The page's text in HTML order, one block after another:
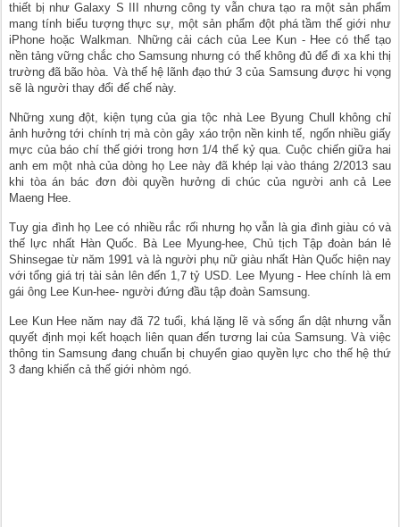
thiết bị như Galaxy S III nhưng công ty vẫn chưa tạo ra một sản phẩm
mang tính biểu tượng thực sự, một sản phẩm đột phá tầm thế giới như
iPhone hoặc Walkman. Những cải cách của Lee Kun - Hee có thể tạo
nền tảng vững chắc cho Samsung nhưng có thể không đủ để đi xa khi thị
trường đã bão hòa. Và thế hệ lãnh đạo thứ 3 của Samsung được hi vọng
sẽ là người thay đổi đế chế này.
Những xung đột, kiện tụng của gia tộc nhà Lee Byung Chull không chỉ
ảnh hưởng tới chính trị mà còn gây xáo trộn nền kinh tế, ngốn nhiều giấy
mực của báo chí thế giới trong hơn 1/4 thế kỷ qua. Cuộc chiến giữa hai
anh em một nhà của dòng họ Lee này đã khép lại vào tháng 2/2013 sau
khi tòa án bác đơn đòi quyền hưởng di chúc của người anh cả Lee
Maeng Hee.
Tuy gia đình họ Lee có nhiều rắc rối nhưng họ vẫn là gia đình giàu có và
thế lực nhất Hàn Quốc. Bà Lee Myung-hee, Chủ tịch Tập đoàn bán lẻ
Shinsegae từ năm 1991 và là người phụ nữ giàu nhất Hàn Quốc hiện nay
với tổng giá trị tài sản lên đến 1,7 tỷ USD. Lee Myung - Hee chính là em
gái ông Lee Kun-hee- người đứng đầu tập đoàn Samsung.
Lee Kun Hee năm nay đã 72 tuổi, khá lặng lẽ và sống ẩn dật nhưng vẫn
quyết định mọi kết hoạch liên quan đến tương lai của Samsung. Và việc
thông tin Samsung đang chuẩn bị chuyển giao quyền lực cho thế hệ thứ
3 đang khiến cả thế giới nhòm ngó.